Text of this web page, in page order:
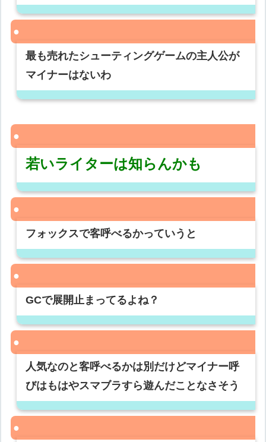
最も売れたシューティングゲームの主人公が
マイナーはないわ
若いライターは知らんかも
フォックスで客呼べるかっていうと
GCで展開止まってるよね？
人気なのと客呼べるかは別だけどマイナー呼
びはもはやスマブラすら遊んだことなさそう